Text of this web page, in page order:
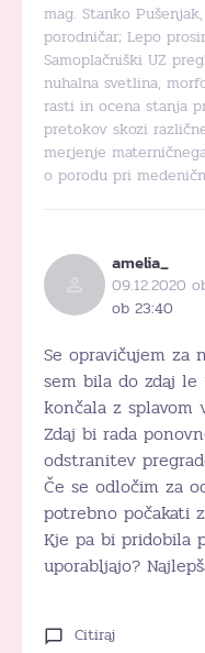
mag. Stanko
porodničar; Lepo
Samoplačniški UZ
nuhalna svetlina,
rasti in ocena stanja
pretokov skozi
merjenje
o porodu pri
amelia_
09.12.2020
ob 23:40
Se opravičujem za
sem bila do zdaj
končala z
Zdaj bi rada
odstranitev
Če se odločim za
potrebno počakati
Kje pa bi pridobila
uporabljajo?
Citiraj